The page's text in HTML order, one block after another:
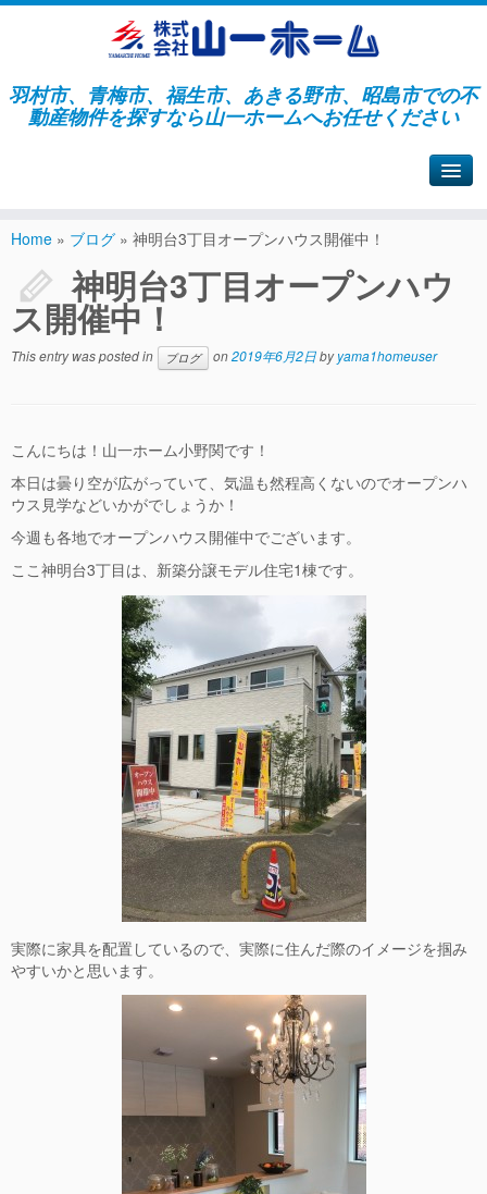
羽村市、青梅市、福生市、あきる野市、昭島市での不
動産物件を探すなら山一ホームへお任せください
Home » ブログ » 神明台3丁目オープンハウス開催中！
神明台3丁目オープンハウ
ス開催中！
This entry was posted in ブログ on2019年6月2日byyama1homeuser
こんにちは！山一ホーム小野関です！
本日は曇り空が広がっていて、気温も然程高くないのでオープンハ
ウス見学などいかがでしょうか！
今週も各地でオープンハウス開催中でございます。
ここ神明台3丁目は、新築分譲モデル住宅1棟です。
実際に家具を配置しているので、実際に住んだ際のイメージを掴み
やすいかと思います。